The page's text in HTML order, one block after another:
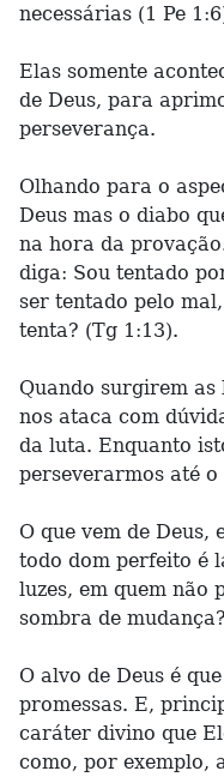
necessárias (1 Pe
Elas somente
de Deus, para
perseverança.
Olhando para o
Deus mas o diabo
na hora da
diga: Sou tentado
ser tentado pelo
tenta? (Tg 1:13).
Quando surgirem as
nos ataca com
da luta. Enquanto
perseverarmos até
O que vem de Deus,
todo dom perfeito é
luzes, em quem não
sombra de
O alvo de Deus é
promessas. E,
caráter divino que
como, por exemplo,